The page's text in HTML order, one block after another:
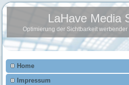
LaHave Media
Optimierung der Sichtbarkeit
Home
Impressum